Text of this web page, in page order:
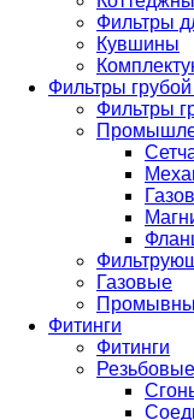
Фильтры
Кувшины
Фильтры грубой
Фильтры
Газовые
Фитинги
Фитинги